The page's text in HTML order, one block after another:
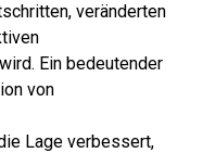
veränderten
Ein bedeutender
von
Lage verbessert,